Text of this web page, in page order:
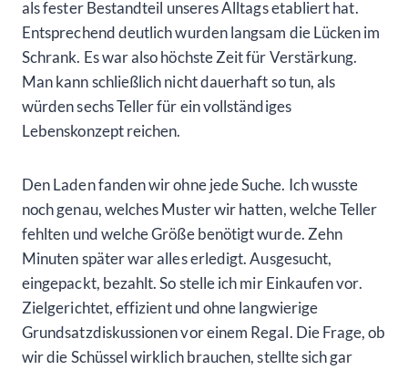
als fester Bestandteil unseres Alltags etabliert hat.
Entsprechend deutlich wurden langsam die Lücken im
Schrank. Es war also höchste Zeit für Verstärkung.
Man kann schließlich nicht dauerhaft so tun, als
würden sechs Teller für ein vollständiges
Lebenskonzept reichen.
Den Laden fanden wir ohne jede Suche. Ich wusste
noch genau, welches Muster wir hatten, welche Teller
fehlten und welche Größe benötigt wurde. Zehn
Minuten später war alles erledigt. Ausgesucht,
eingepackt, bezahlt. So stelle ich mir Einkaufen vor.
Zielgerichtet, effizient und ohne langwierige
Grundsatzdiskussionen vor einem Regal. Die Frage, ob
wir die Schüssel wirklich brauchen, stellte sich gar